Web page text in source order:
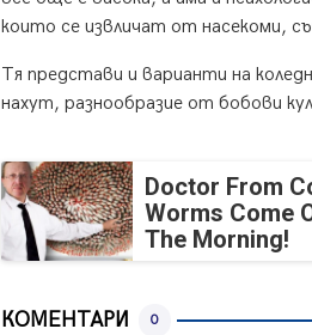
които се извличат от насекоми,
Тя представи и варианти на
нахут, разнообразие от бобови
Doctor From
Worms Come
The Morning!
КОМЕНТАРИ 0